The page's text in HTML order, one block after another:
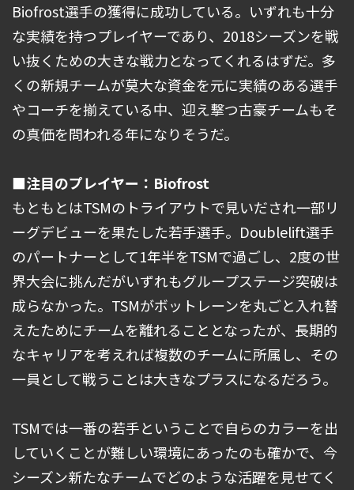
Biofrost選手の獲得に成功している。いずれも十分
な実績を持つプレイヤーであり、2018シーズンを戦
い抜くための大きな戦力となってくれるはずだ。多
くの新規チームが莫大な資金を元に実績のある選手
やコーチを揃えている中、迎え撃つ古豪チームもそ
の真価を問われる年になりそうだ。
■注目のプレイヤー：Biofrost
もともとはTSMのトライアウトで見いだされ一部リ
ーグデビューを果たした若手選手。Doublelift選手
のパートナーとして1年半をTSMで過ごし、2度の世
界大会に挑んだがいずれもグループステージ突破は
成らなかった。TSMがボットレーンを丸ごと入れ替
えたためにチームを離れることとなったが、長期的
なキャリアを考えれば複数のチームに所属し、その
一員として戦うことは大きなプラスになるだろう。
TSMでは一番の若手ということで自らのカラーを出
していくことが難しい環境にあったのも確かで、今
シーズン新たなチームでどのような活躍を見せてく